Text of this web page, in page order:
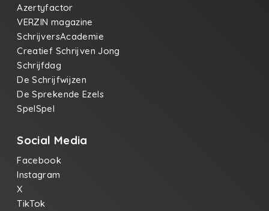
Azertyfactor
VERZIN magazine
SchrijversAcademie
Creatief Schrijven Jong
Schrijfdag
De Schrijfwijzen
De Sprekende Ezels
SpelSpel
Social Media
Facebook
Instagram
X
TikTok